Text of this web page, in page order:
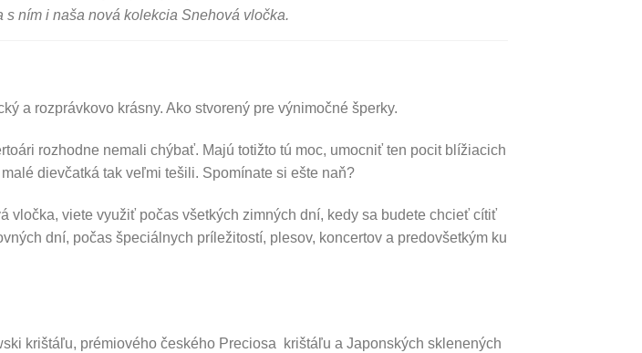
s ním i naša nová kolekcia Snehová vločka.
a rozprávkovo krásny. Ako stvorený pre výnimočné šperky.
rozhodne nemali chýbať. Majú totižto tú moc, umocniť ten pocit blížiacich
dievčatká tak veľmi tešili. Spomínate si ešte naň?
vločka, viete využiť počas všetkých zimných dní, kedy sa budete chcieť cítiť
dní, počas špeciálnych príležitostí, plesov, koncertov a predovšetkým ku
krištáľu, prémiového českého Preciosa krištáľu a Japonských sklenených